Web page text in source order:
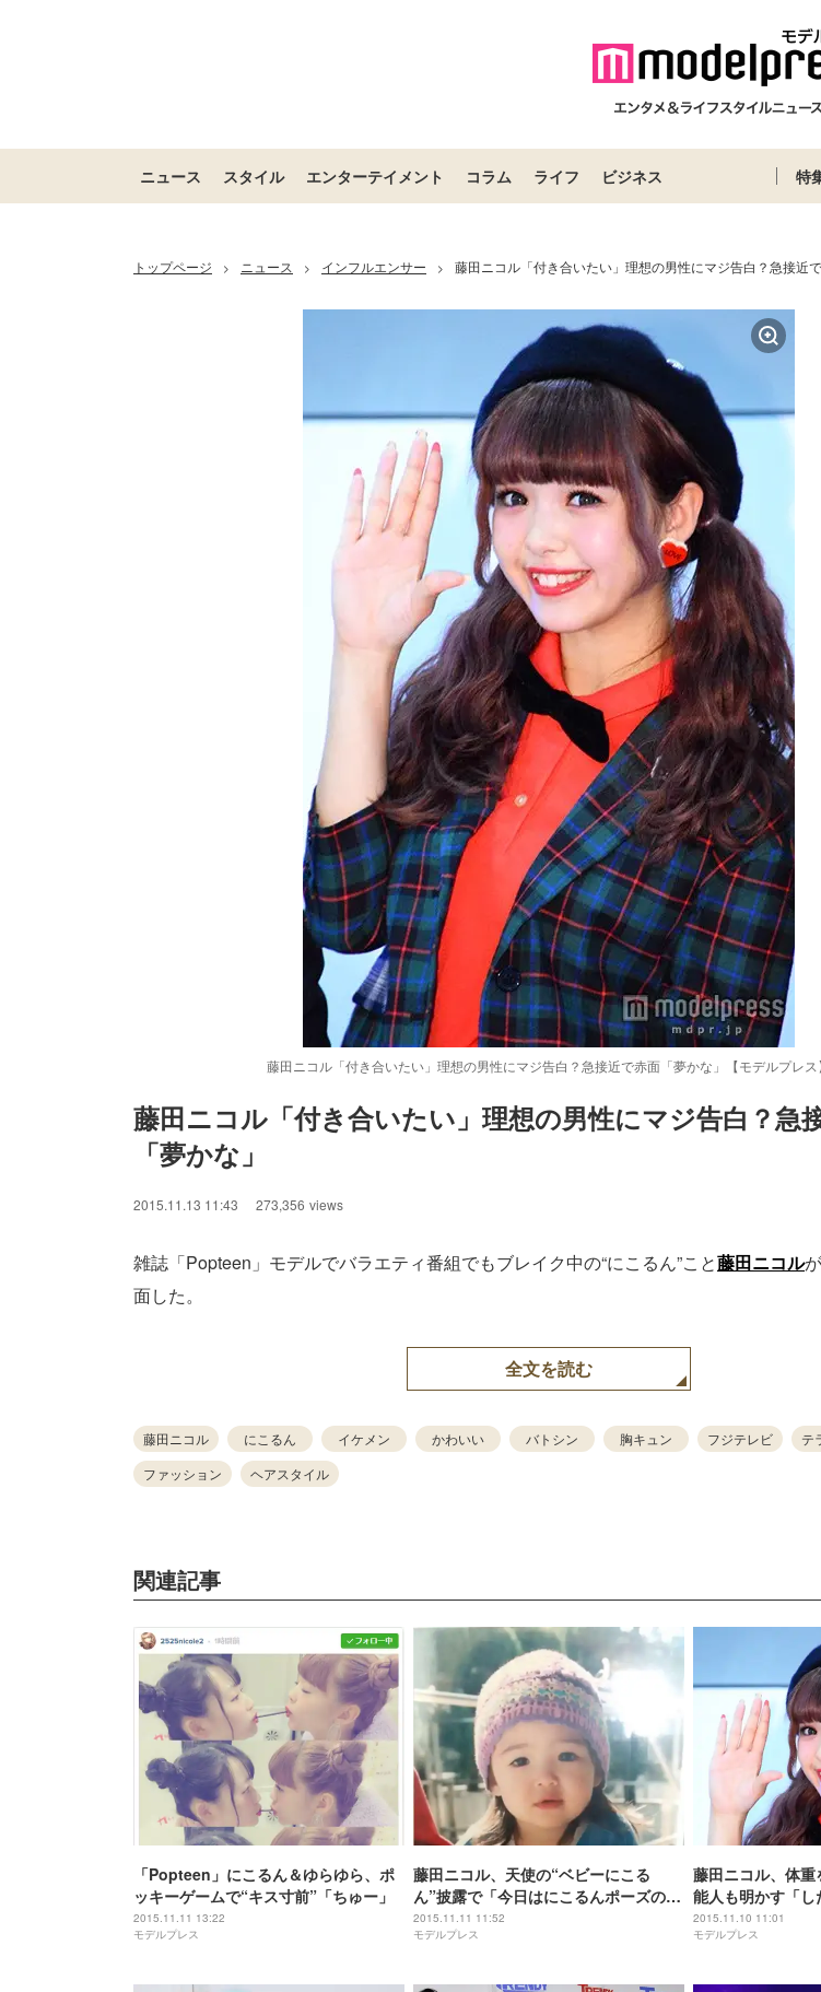
ニュース スタイル エンターテイメント コラム ライフ ビジネス 特
トップページ > ニュース > インフルエンサー > 藤田ニコル「付き合いたい」理想の男性にマジ告白？急接近で
藤田ニコル「付き合いたい」理想の男性にマジ告白？急接近で赤面「夢かな」【モデルプレス
藤田ニコル「付き合いたい」理想の男性にマジ告白？急
「夢かな」
2015.11.13 11:43 273,356 views
雑誌「Popteen」モデルでバラエティ番組でもブレイク中の“にこるん”こと藤田ニコル
面した。
全文を読む
藤田ニコル にこるん イケメン かわいい バトシン 胸キュン フジテレビ
テ
ファッション
ヘアスタイル
関連記事
「Popteen」にこるん＆ゆらゆら、ポ
ッキーゲームで“キス寸前”「ちゅー」
2015.11.11 13:22
モデルプレス
藤田ニコル、天使の“ベビーにこる
ん”披露で「今日はにこるんポーズの
日」
2015.11.11 11:52
モデルプレス
藤田ニコル、体
能人も明かす「
に…」
2015.11.10 11:01
モデルプレス